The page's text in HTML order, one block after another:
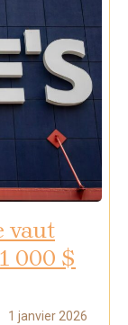
vaut
000 $
1 janvier 2026